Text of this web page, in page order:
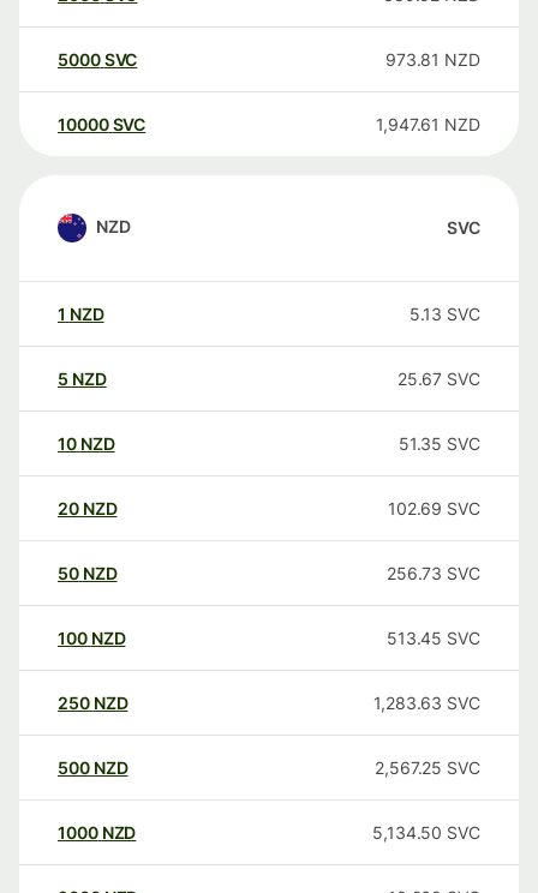
5000SVC 973.81 NZD
10000 SVC 1,947.61 NZD
NZD SVC
1 NZD 5.13 SVC
5 NZD 25.67 SVC
10 NZD 51.35 SVC
20 NZD 102.69 SVC
50 NZD 256.73 SVC
100 NZD 513.45 SVC
250 NZD 1,283.63 SVC
500 NZD 2,567.25 SVC
1000 NZD 5,134.50 SVC